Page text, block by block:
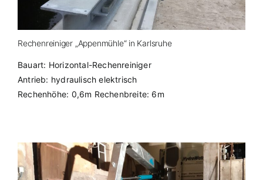
Rechenreiniger „Appenmühle“ in Karlsruhe
Bauart: Horizontal-Rechenreiniger
Antrieb: hydraulisch elektrisch
Rechenhöhe: 0,6m Rechenbreite: 6m